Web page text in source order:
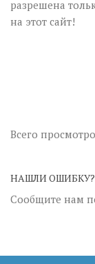
разрешена
на этот сайт!
Всего
НАШЛИ ОШИБКУ?
Сообщите нам